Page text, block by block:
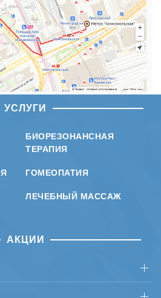
УСЛУГИ
БИОРЕЗОНАНСНАЯ
ТЕРАПИЯ
ГОМЕОПАТИЯ
ЛЕЧЕБНЫЙ МАССАЖ
АКЦИИ